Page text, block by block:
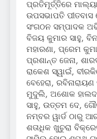
ପ୍ରତିମୂର୍ତ୍ତିରେ
ଉପସଭାପତି ପୀତବାସ
ସଂଗଠନ ସମ୍ପାଦକ
ବିଜୟ କୁମାର ସାହୁ,
ମହାରଣା, ପ୍ରେମ
ପ୍ରଶାନ୍ତ ଜେନା,
ରାକେଶ ସ୍ୱାଇଁ,
ବେହେରା,
ମୁଦୁଲି, ଅଶୋକ
ସାହୁ, ଉତ୍ତମ ଦେ,
ନମ୍ବର ୱାର୍ଡ ଠାରୁ
ଶତାଧିକ ଖୁଚୁରା